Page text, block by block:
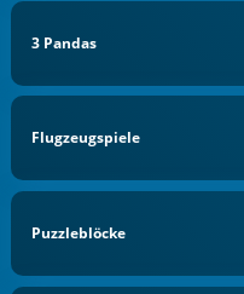
3 Pandas
Flugzeugspiele
Puzzleblöcke